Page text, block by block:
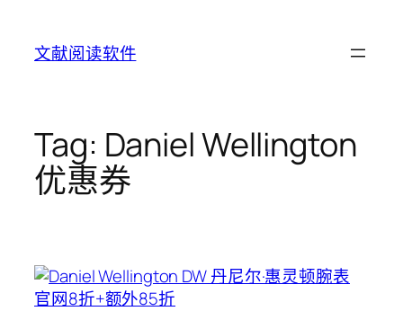
content
文献阅读软件
Tag: Daniel Wellington
优惠券